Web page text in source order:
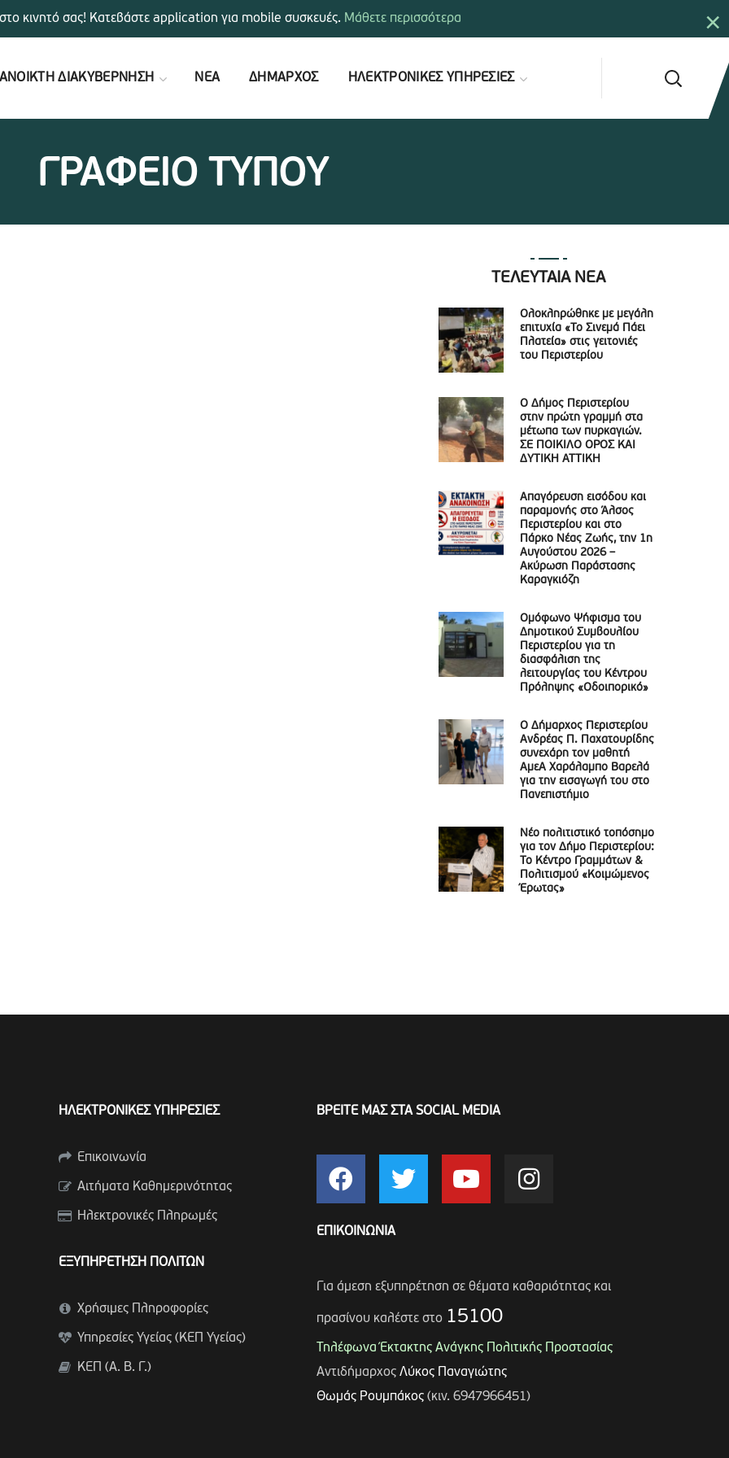
ΑΝΟΙΚΤΗ ΔΙΑΚΥΒΕΡΝΗΣΗ ΝΕΑ ΔΗΜΑΡΧΟΣ ΗΛΕΚΤΡΟΝΙΚΕΣ ΥΠΗΡΕΣΙΕΣ
ΓΡΑΦΕΙΟ ΤΥΠΟΥ
ΤΕΛΕΥΤΑΙΑ ΝΕΑ
Ολοκληρώθηκε με μεγάλη
επιτυχία «Το Σινεμά Πάει
Πλατεία» στις γειτονιές
του Περιστερίου
Ο Δήμος Περιστερίου
στην πρώτη γραμμή στα
μέτωπα των πυρκαγιών.
ΣΕ ΠΟΙΚΙΛΟ ΟΡΟΣ ΚΑΙ
ΔΥΤΙΚΗ ΑΤΤΙΚΗ
Απαγόρευση εισόδου και
παραμονής στο Άλσος
Περιστερίου και στο
Πάρκο Νέας Ζωής, την 1η
Αυγούστου 2026 –
Ακύρωση Παράστασης
Καραγκιόζη
Ομόφωνο Ψήφισμα του
Δημοτικού Συμβουλίου
Περιστερίου για τη
διασφάλιση της
λειτουργίας του Κέντρου
Πρόληψης «Οδοιπορικό»
Ο Δήμαρχος Περιστερίου
Ανδρέας Π. Παχατουρίδης
συνεχάρη τον μαθητή
ΑμεΑ Χαράλαμπο Βαρελά
για την εισαγωγή του στο
Πανεπιστήμιο
Νέο πολιτιστικό τοπόσημο
για τον Δήμο Περιστερίου:
Το Κέντρο Γραμμάτων &
Πολιτισμού «Κοιμώμενος
Έρωτας»
ΗΛΕΚΤΡΟΝΙΚΕΣ ΥΠΗΡΕΣΙΕΣ
Επικοινωνία
Αιτήματα Καθημερινότητας
Ηλεκτρονικές Πληρωμές
ΕΞΥΠΗΡΕΤΗΣΗ ΠΟΛΙΤΩΝ
Χρήσιμες Πληροφορίες
Υπηρεσίες Υγείας (ΚΕΠ Υγείας)
ΚΕΠ (Α. Β. Γ.)
ΒΡΕΙΤΕ ΜΑΣ ΣΤΑ SOCIAL MEDIA
ΕΠΙΚΟΙΝΩΝΙΑ
Για άμεση εξυπηρέτηση σε θέματα καθαριότητας και
πρασίνου καλέστε στο 15100
Τηλέφωνα Έκτακτης Ανάγκης Πολιτικής Προστασίας
Αντιδήμαρχος Λύκος Παναγιώτης
Θωμάς Ρουμπάκος(κιν. 6947966451)
×
κινητό σας! Κατεβάστε application για mobile συσκευές. Μάθετε περισσότερα